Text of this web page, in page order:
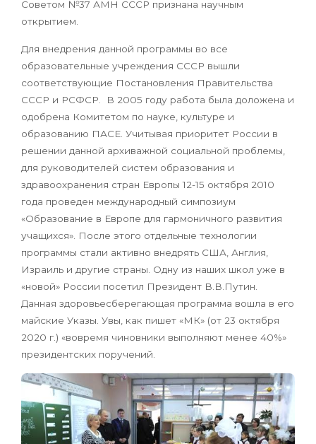
Советом №37 АМН СССР признана научным
открытием.
Для внедрения данной программы во все
образовательные учреждения СССР вышли
соответствующие Постановления Правительства
СССР и РСФСР.
В 2005 году работа была доложена и
одобрена Комитетом по науке, культуре и
образованию ПАСЕ. Учитывая приоритет России в
решении данной архиважной социальной проблемы,
для руководителей систем образования и
здравоохранения стран Европы 12-15 октября 2010
года проведен международный симпозиум
«Образование в Европе для гармоничного развития
учащихся». После этого отдельные технологии
программы стали активно внедрять США, Англия,
Израиль и другие страны. Одну из наших школ уже в
«новой» России посетил Президент В.В.Путин.
Данная здоровьесберегающая программа вошла в его
майские Указы. Увы, как пишет «МК» (от 23 октября
2020 г.) «вовремя чиновники выполняют менее 40%»
президентских поручений.